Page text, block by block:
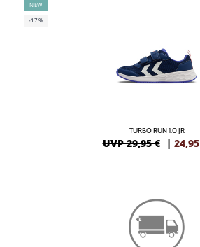
NEW
-17%
TURBO RUN 1.0 JR
UVP 29,95 € | 24,95